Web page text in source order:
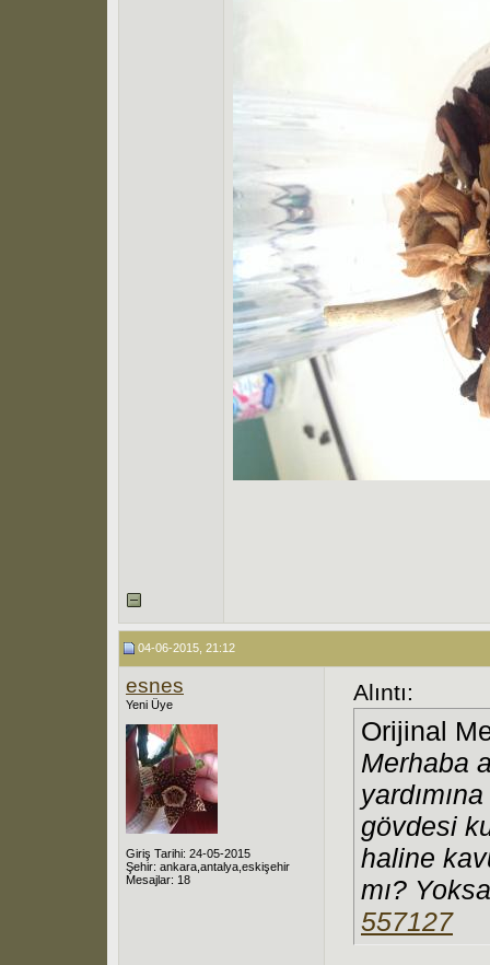
04-06-2015, 21:12
esnes
Yeni Üye
Giriş Tarihi: 24-05-2015
Şehir: ankara,antalya,eskişehir
Mesajlar: 18
Alıntı:
Orijinal
Merhaba
gövdesi
haline
mı?
557127